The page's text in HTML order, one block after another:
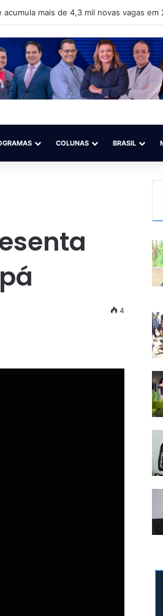
acumula mais de 4,3 mil novas vagas em
COLUNAS BRASIL
4